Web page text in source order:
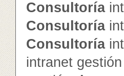
Consultoría
Consultoría
Consultoría
intranet gestión